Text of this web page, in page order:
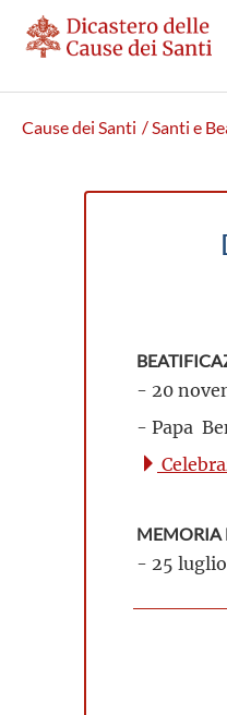
Cause dei Santi / Santi e
- 20
- Papa
MEMORIA
- 25 luglio